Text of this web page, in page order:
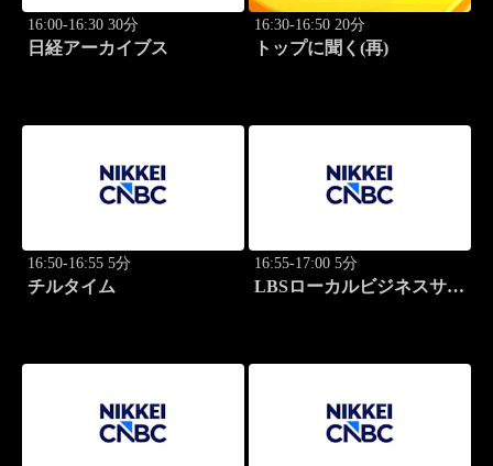
16:00-16:30 30分
日経アーカイブス
16:30-16:50 20分
トップに聞く(再)
16:50-16:55 5分
チルタイム
16:55-17:00 5分
LBSローカルビジネスサテ